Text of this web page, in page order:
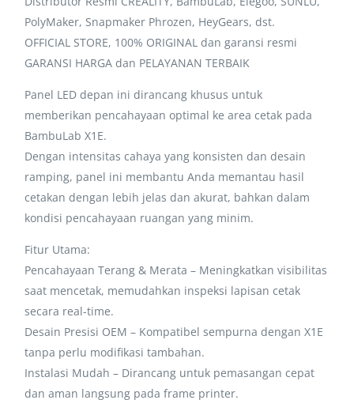
PolyMaker, Snapmaker Phrozen, HeyGears, dst.
OFFICIAL STORE, 100% ORIGINAL dan garansi resmi
GARANSI HARGA dan PELAYANAN TERBAIK
Panel LED depan ini dirancang khusus untuk
memberikan pencahayaan optimal ke area cetak pada
BambuLab X1E.
Dengan intensitas cahaya yang konsisten dan desain
ramping, panel ini membantu Anda memantau hasil
cetakan dengan lebih jelas dan akurat, bahkan dalam
kondisi pencahayaan ruangan yang minim.
Fitur Utama:
Pencahayaan Terang & Merata – Meningkatkan visibilitas
saat mencetak, memudahkan inspeksi lapisan cetak
secara real-time.
Desain Presisi OEM – Kompatibel sempurna dengan X1E
tanpa perlu modifikasi tambahan.
Instalasi Mudah – Dirancang untuk pemasangan cepat
dan aman langsung pada frame printer.